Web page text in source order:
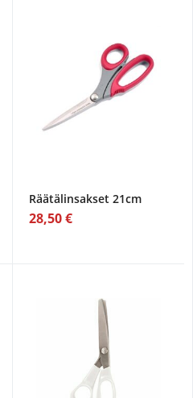
Räätälinsakset 21cm
28,50 €